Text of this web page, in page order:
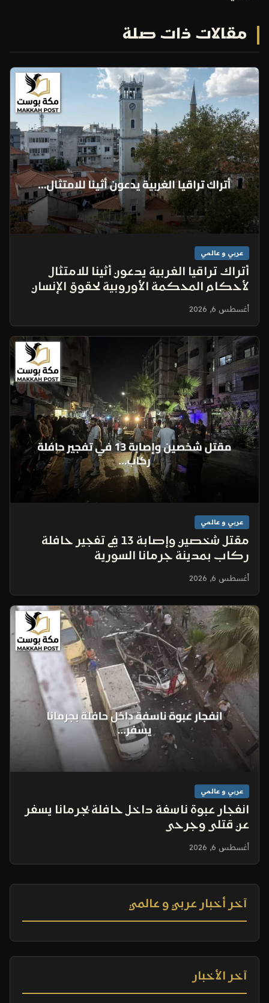
مقالات ذات صلة
عربي و عالمي
أتراك تراقيا الغربية يدعون أثينا للامتثال
لأحكام المحكمة الأوروبية لحقوق الإنسان
أغسطس 6, 2026
عربي و عالمي
مقتل شخصين وإصابة 13 في تفجير حافلة
ركاب بمدينة جرمانا السورية
أغسطس 6, 2026
عربي و عالمي
انفجار عبوة ناسفة داخل حافلة بجرمانا يسفر
عن قتلى وجرحى
أغسطس 6, 2026
آخر أخبار عربي و عالمي
آخر الأخبار